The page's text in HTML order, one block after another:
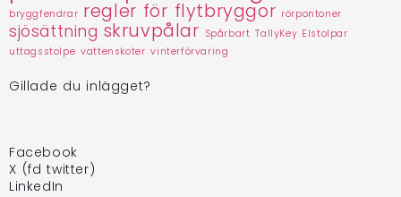
bryggfendrar regler för flytbryggor rörpontoner
sjösättning skruvpålar Spårbart TallyKey Elstolpar
uttagsstolpe vattenskoter vinterförvaring
Gillade du inlägget?
Facebook
X (fd twitter)
LinkedIn